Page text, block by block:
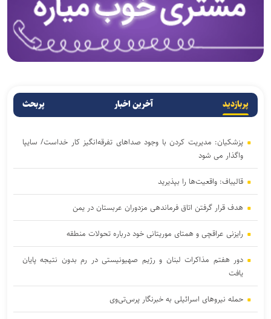
پربازدید آخرین اخبار پربحث
پزشکیان: مدیریت کردن با وجود صداهای تفرقه‌انگیز کار خداست/ سایپا
واگذار می شود
قالیباف: واقعیت‌ها را بپذیرید
هدف قرار گرفتن اتاق‌ فرماندهی مزدوران عربستان در یمن
رایزنی عراقچی و همتای موریتانی خود درباره تحولات منطقه
دور هفتم مذاکرات لبنان و رژیم صهیونیستی در رم بدون نتیجه پایان
یافت
حمله نیروهای اسرائیلی به خبرنگار پرس‌تی‌وی